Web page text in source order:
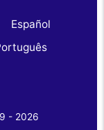
Español
- 2026